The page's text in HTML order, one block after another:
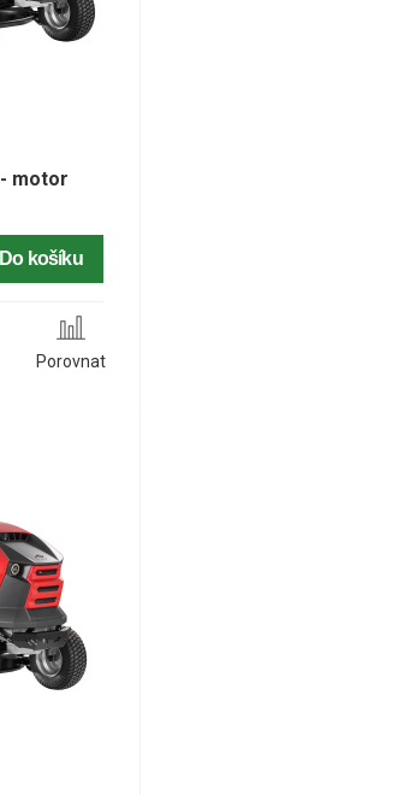
motor
Do košíku
Porovnat